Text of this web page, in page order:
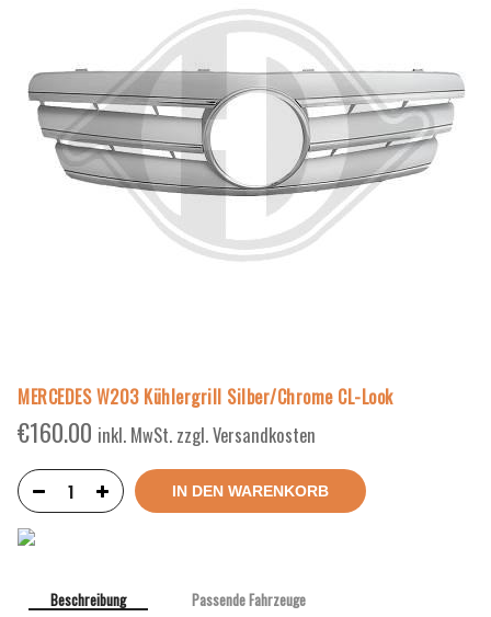
MERCEDES W203 Kühlergrill Silber/Chrome CL-Look
€160.00 inkl. MwSt. zzgl. Versandkosten
IN DEN WARENKORB
Beschreibung
Passende Fahrzeuge